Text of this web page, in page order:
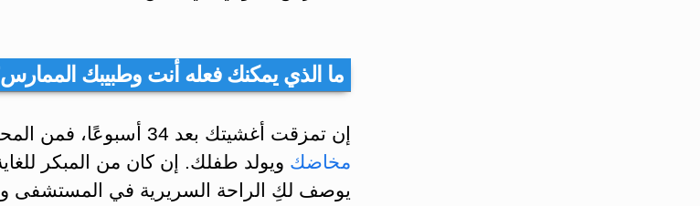
ما الذي يمكنك فعله أنت وطبيبك
إن تمزقت أغشيتك بعد 34 أسبوعًا، فمن المحتمل أن يتم
مخاضك ويولد طفلك. إن كان من المبكر
يوصف لكِ الراحة السريرية في المستشفى